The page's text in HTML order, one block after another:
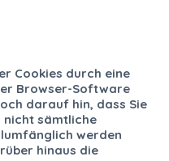
Cookies durch eine
Browser-Software
darauf hin, dass Sie
nicht sämtliche
werden
hinaus die